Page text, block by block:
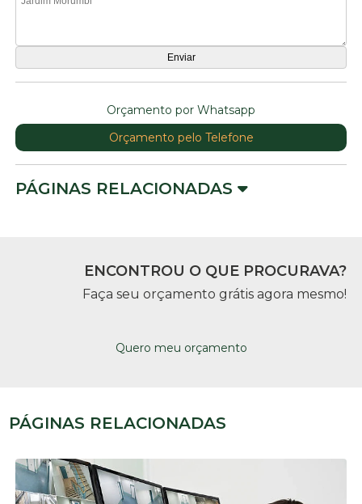
Orçamento por Whatsapp
Orçamento pelo Telefone
PÁGINAS RELACIONADAS
ENCONTROU O QUE PROCURAVA?
Faça seu orçamento grátis agora mesmo!
Quero meu orçamento
PÁGINAS RELACIONADAS